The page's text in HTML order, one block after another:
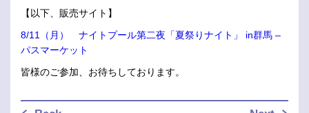
【以下、販売サイト】
8/11（月） ナイトプール第二夜「夏祭りナイト」 in群馬 –
パスマーケット
皆様のご参加、お待ちしております。